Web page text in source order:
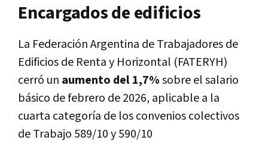
Encargados de edificios
La Federación Argentina de Trabajadores de
Edificios de Renta y Horizontal (FATERYH)
cerró un aumento del 1,7%sobre el salario
básico de febrero de 2026, aplicable a la
cuarta categoría de los convenios colectivos
de Trabajo 589/10 y 590/10